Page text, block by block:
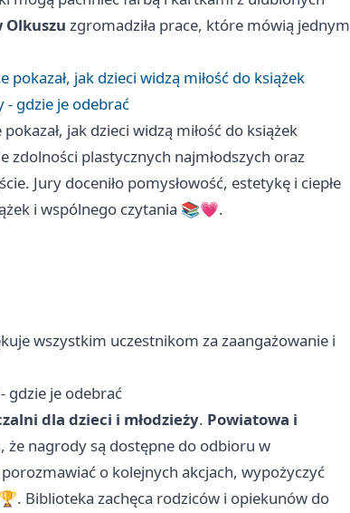
Olkuszu zgromadziła prace, które mówią jednym
jak dzieci widzą miłość do książek
- gdzie je odebrać
jak dzieci widzą miłość do książek
zdolności plastycznych najmłodszych oraz
Jury doceniło pomysłowość, estetykę i ciepłe
i wspólnego czytania 📚💗.
wszystkim uczestnikom za zaangażowanie i
gdzie je odebrać
dla dzieci i młodzieży. Powiatowa i
że nagrody są dostępne do odbioru w
o kolejnych akcjach, wypożyczyć
Biblioteka zachęca rodziców i opiekunów do